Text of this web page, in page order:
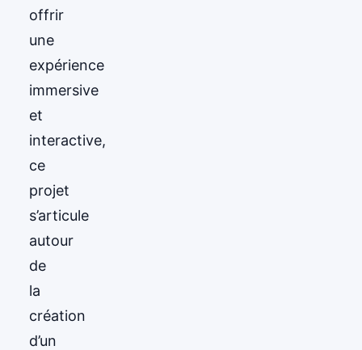
offrir
une
expérience
immersive
et
interactive,
ce
projet
s’articule
autour
de
la
création
d’un